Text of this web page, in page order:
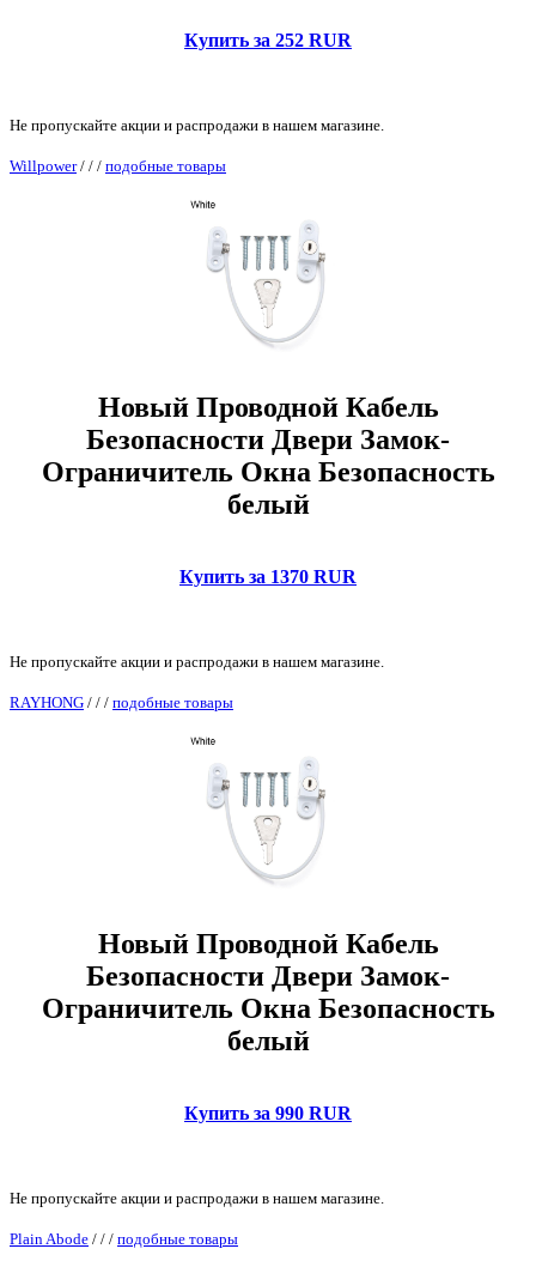
Купить за 252 RUR
Не пропускайте акции и распродажи в нашем магазине.
Willpower/ / / подобные товары
Новый Проводной Кабель
Безопасности Двери Замок-
Ограничитель Окна Безопасность
белый
Купить за 1370 RUR
Не пропускайте акции и распродажи в нашем магазине.
RAYHONG / / / подобные товары
Новый Проводной Кабель
Безопасности Двери Замок-
Ограничитель Окна Безопасность
белый
Купить за 990 RUR
Не пропускайте акции и распродажи в нашем магазине.
Plain Abode / / / подобные товары